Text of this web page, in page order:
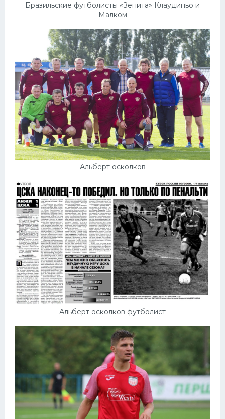
Бразильские футболисты «Зенита» Клаудиньо и
Малком
Альберт осколков
Альберт осколков футболист